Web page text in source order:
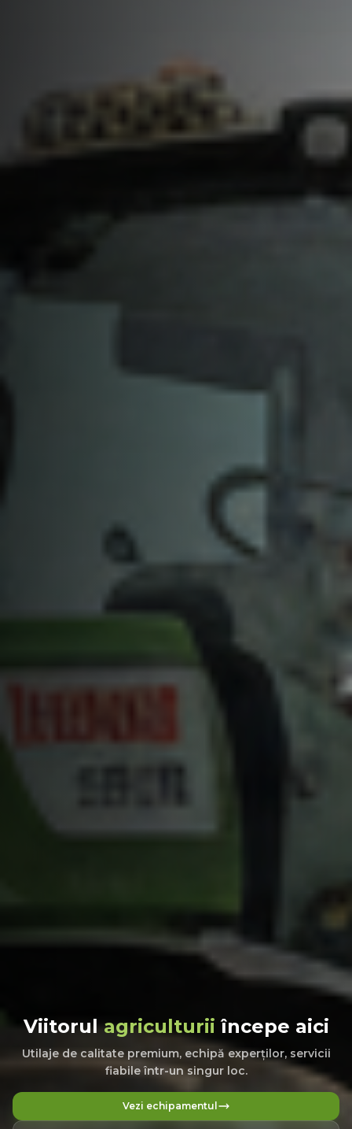
Viitorulagriculturii începe aici
Utilaje de calitate premium, echipă experților, servicii
fiabile într-un singur loc.
Vezi echipamentul